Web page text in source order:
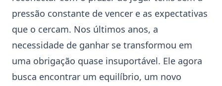
pressão constante de vencer e as expectativas
que o cercam. Nos últimos anos, a
necessidade de ganhar se transformou em
uma obrigação quase insuportável. Ele agora
busca encontrar um equilíbrio, um novo